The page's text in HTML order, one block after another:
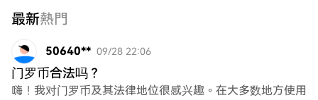
最新熱門
50640** 09/28 22:06
门罗币合法吗？
嗨！我对门罗币及其法律地位很感兴趣。在大多数地方使用